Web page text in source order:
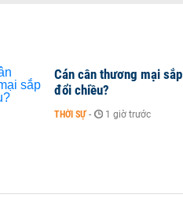
Cán cân thương mại sắp
đổi chiều?
THỜI SỰ - 1 giờ trước